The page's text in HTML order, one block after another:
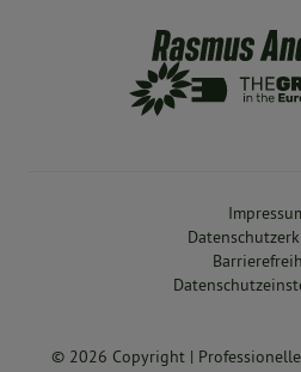
© 2026 Copyright |